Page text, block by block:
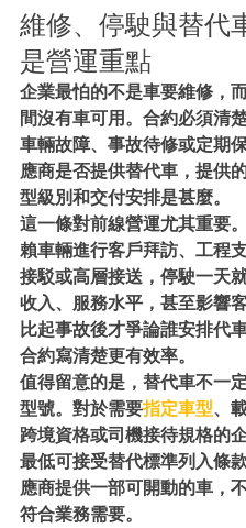
維修、停駛與替代
是營運重點
企業最怕的不是車要維修，
間沒有車可用。合約必須清
車輛故障、事故待修或定期
應商是否提供替代車，提供
型級別和交付安排是甚麼。
這一條對前線營運尤其重要
賴車輛進行客戶拜訪、工程
接駁或高層接送，停駛一天
收入、服務水平，甚至影響客
比起事故後才爭論誰安排代
合約寫清楚更有效率。
值得留意的是，替代車不一
型號。對於需要指定車型、
跨境資格或司機接待規格的
最低可接受替代標準列入條
應商提供一部可開動的車，
符合業務需要。